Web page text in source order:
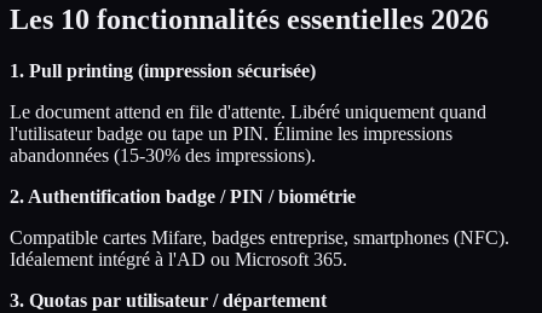
Les 10 fonctionnalités essentielles 2026
1. Pull printing (impression sécurisée)
Le document attend en file d'attente. Libéré uniquement quand
l'utilisateur badge ou tape un PIN. Élimine les impressions
abandonnées (15-30% des impressions).
2. Authentification badge / PIN / biométrie
Compatible cartes Mifare, badges entreprise, smartphones (NFC).
Idéalement intégré à l'AD ou Microsoft 365.
3. Quotas par utilisateur / département